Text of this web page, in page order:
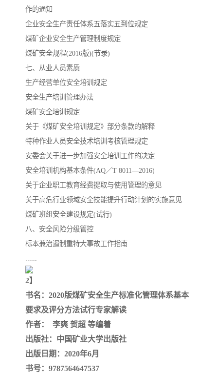
作的通知
企业安全生产责任体系五落实五到位规定
煤矿企业安全生产管理制度规定
煤矿安全规程(2016版)(节录)
七、从业人员素质
生产经营单位安全培训规定
安全生产培训管理办法
煤矿安全培训规定
关于《煤矿安全培训规定》部分条款的解释
特种作业人员安全技术培训考核管理规定
安委会关于进一步加强安全培训工作的决定
安全培训机构基本条件(AQ／T 8011—2016)
关于企业职工教育经费提取与使用管理的意见
关于高危行业领域安全技能提升行动计划的实施意见
煤矿班组安全建设规定(试行)
八、安全风险分级管控
标本兼治遏制重特大事故工作指南
......
2】
书名：2020版煤矿安全生产标准化管理体系基本
要求及评分方法试行专家解读
作者：
李爽 贺超 等编着
出版社：中国矿业大学出版社
出版日期：2020年6月
书号：9787564647537